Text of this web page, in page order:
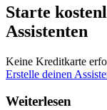
Starte
Assistenten
Keine Kreditkarte
Erstelle deinen
Weiterlesen